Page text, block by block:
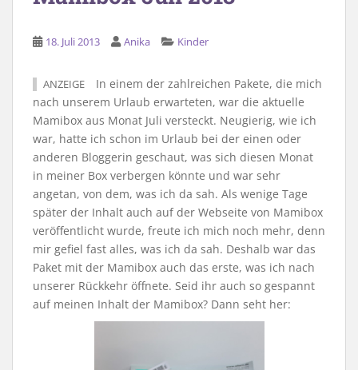
18. Juli 2013 Anika Kinder
ANZEIGE
In einem der zahlreichen Pakete, die mich
nach unserem Urlaub erwarteten, war die aktuelle
Mamibox aus Monat Juli versteckt. Neugierig, wie ich
war, hatte ich schon im Urlaub bei der einen oder
anderen Bloggerin geschaut, was sich diesen Monat
in meiner Box verbergen könnte und war sehr
angetan, von dem, was ich da sah. Als wenige Tage
später der Inhalt auch auf der Webseite von Mamibox
veröffentlicht wurde, freute ich mich noch mehr, denn
mir gefiel fast alles, was ich da sah. Deshalb war das
Paket mit der Mamibox auch das erste, was ich nach
unserer Rückkehr öffnete. Seid ihr auch so gespannt
auf meinen Inhalt der Mamibox? Dann seht her: